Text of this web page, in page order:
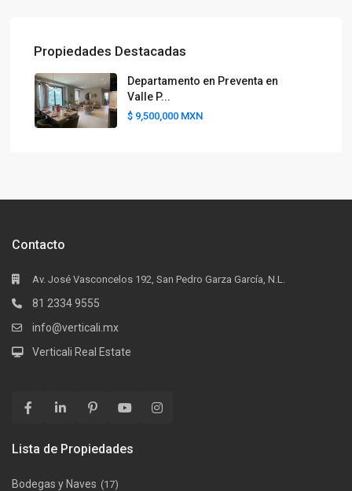
Propiedades Destacadas
Departamento en Preventa en
Valle P...
$ 9,500,000 MXN
Contacto
Av. José Vasconcelos 192, San Pedro Garza García, N.L.
81 2334 9555
info@verticali.mx
Verticali Real Estate
Lista de Propiedades
Bodegas y Naves (17)